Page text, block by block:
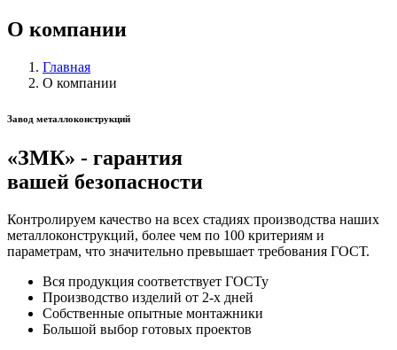
О компании
Главная
О компании
Завод металлоконструкций
«ЗМК» - гарантия
вашей безопасности
Контролируем качество на всех стадиях производства наших
металлоконструкций, более чем по 100 критериям и
параметрам, что значительно превышает требования ГОСТ.
Вся продукция соответствует ГОСТу
Производство изделий от 2-х дней
Собственные опытные монтажники
Большой выбор готовых проектов